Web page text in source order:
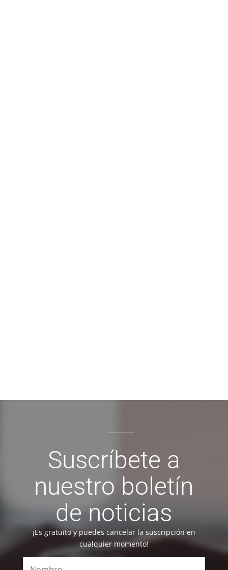
Suscríbete a
nuestro boletín
de noticias
¡Es gratuito y puedes cancelar la suscripción en
cualquier momento!